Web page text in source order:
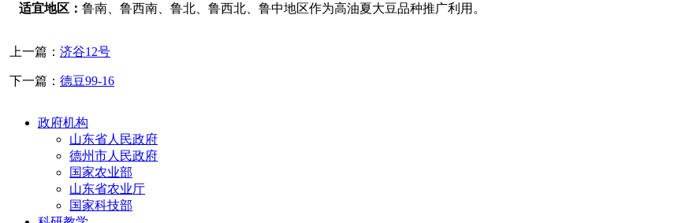
适宜地区： 鲁南、鲁西南、鲁北、鲁西北、鲁中地区作为高油夏大豆品种推广利用。
上一篇： 济谷12号
下一篇： 德豆99-16
政府机构
山东省人民政府
德州市人民政府
国家农业部
山东省农业厅
国家科技部